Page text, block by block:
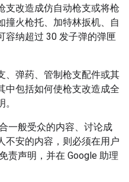
支改造成仿自动枪支或将枪
撞火枪托、加特林扳机、自
容纳超过 30 发子弹的弹匣
、弹药、管制枪支配件或其
中包括如何使枪支改造成全
一般受众的内容、讨论成
不安的内容，则必须在用户
责声明，并在 Google 助理